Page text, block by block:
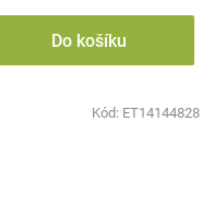
Do košíku
Kód: ET14144828